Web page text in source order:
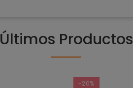
Últimos Productos
-20%